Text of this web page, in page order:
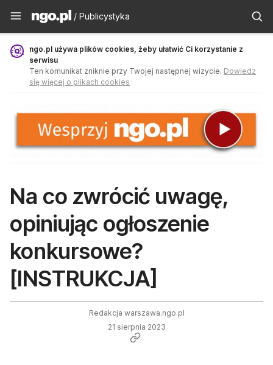
Publicystyka - ngo.pl
/ Publicystyka
ngo.pl używa plików cookies, żeby ułatwić Ci korzystanie z
serwisu
Ten komunikat zniknie przy Twojej następnej wizycie. Dowiedz
się więcej o plikach cookies
Na co zwrócić uwagę,
opiniując ogłoszenie
konkursowe?
[INSTRUKCJA]
Redakcja warszawa.ngo.pl
21 sierpnia 2023